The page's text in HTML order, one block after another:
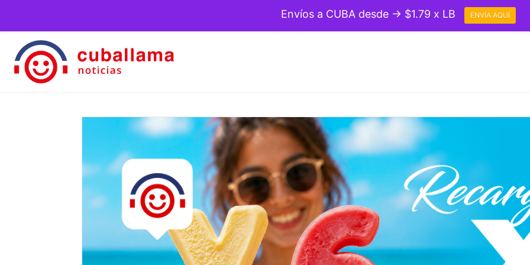
Envíos a CUBA desde → $1.79 x LB ENVÍA AQUÍ